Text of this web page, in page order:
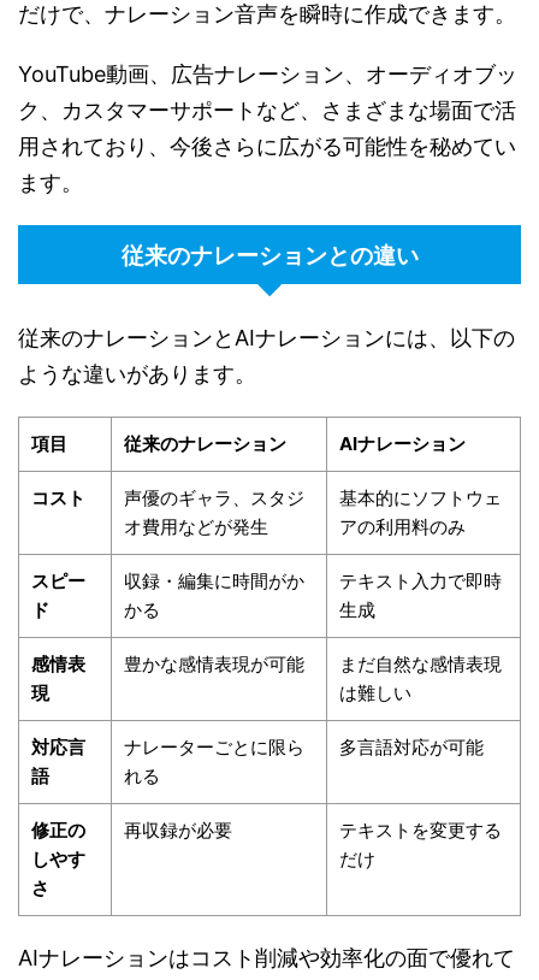
だけで、ナレーション音声を瞬時に作成できます。
YouTube動画、広告ナレーション、オーディオブッ
ク、カスタマーサポートなど、さまざまな場面で活
用されており、今後さらに広がる可能性を秘めてい
ます。
従来のナレーションとの違い
従来のナレーションとAIナレーションには、以下の
ような違いがあります。
項目 従来のナレーション AIナレーション
コスト
声優のギャラ、スタジ
オ費用などが発生
基本的にソフトウェ
アの利用料のみ
スピー
ド
収録・編集に時間がか
かる
テキスト入力で即時
生成
感情表
現
豊かな感情表現が可能
まだ自然な感情表現
は難しい
対応言
語
ナレーターごとに限ら
れる
多言語対応が可能
修正の
しやす
さ
再収録が必要
テキストを変更する
だけ
AIナレーションはコスト削減や効率化の面で優れて